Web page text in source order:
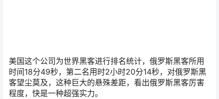
美国这个公司为世界黑客进行排名统计，俄罗斯黑客所用
时间18分49秒，第二名用时2小时20分14秒，对俄罗斯黑
客望尘莫及，这种巨大的悬殊差距，看出俄罗斯黑客厉害
程度，快是一种超强实力。